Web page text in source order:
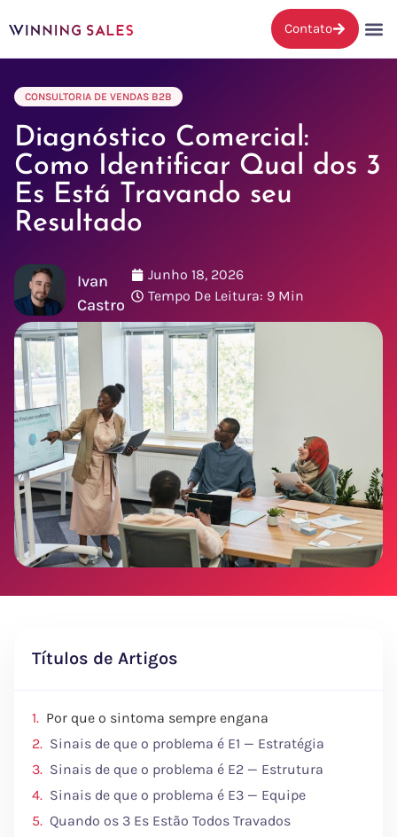
Contato
CONSULTORIA DE VENDAS B2B
Diagnóstico Comercial:
Como Identificar Qual dos 3
Es Está Travando seu
Resultado
Junho 18, 2026
Tempo De Leitura: 9 Min
Ivan
Castro
Títulos de Artigos
Por que o sintoma sempre engana
Sinais de que o problema é E1 — Estratégia
Sinais de que o problema é E2 — Estrutura
Sinais de que o problema é E3 — Equipe
Quando os 3 Es Estão Todos Travados